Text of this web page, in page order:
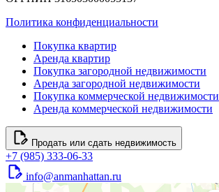
Политика конфиденциальности
Покупка квартир
Аренда квартир
Покупка загородной недвижимости
Аренда загородной недвижимости
Покупка коммерческой недвижимости
Аренда коммерческой недвижимости
Продать или сдать недвижимость
+7 (985) 333-06-33
info@anmanhattan.ru